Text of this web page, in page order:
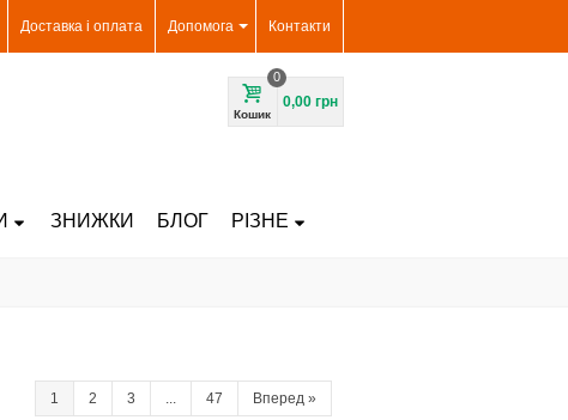
Контакти
Допомога
Доставка і оплата
Кошик
0
0,00 грн
ЗНИЖКИ БЛОГ РІЗНЕ
1 2 3 ... 47 Вперед »